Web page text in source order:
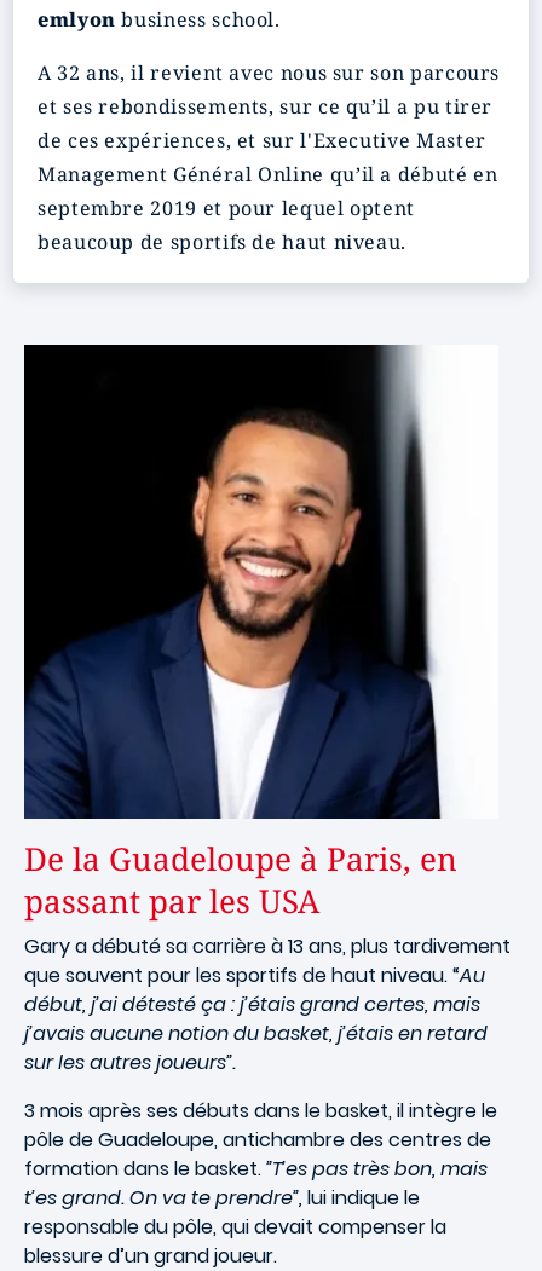
emlyonbusiness school.
A 32 ans, il revient avec nous sur son parcours
et ses rebondissements, sur ce qu’il a pu tirer
de ces expériences, et sur l'Executive Master
Management Général Online qu’il a débuté en
septembre 2019 et pour lequel optent
beaucoup de sportifs de haut niveau.
De la Guadeloupe à Paris, en
passant par les USA
Gary a débuté sa carrière à 13 ans, plus tardivement
que souvent pour les sportifs de haut niveau. “Au
début, j’ai détesté ça : j’étais grand certes, mais
j’avais aucune notion du basket, j’étais en retard
sur les autres joueurs”.
3 mois après ses débuts dans le basket, il intègre le
pôle de Guadeloupe, antichambre des centres de
formation dans le basket.”T’es pas très bon, mais
t’es grand. On va te prendre”, lui indique le
responsable du pôle, qui devait compenser la
blessure d’un grand joueur.